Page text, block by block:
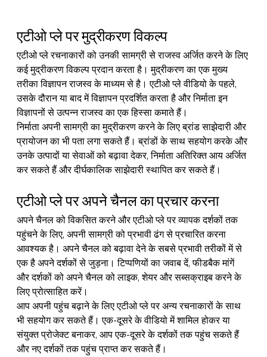
एटीओ प्ले पर मुद्रीकरण विकल्प
एटीओ प्ले रचनाकारों को उनकी सामग्री से राजस्व अर्जित करने के लिए
कई मुद्रीकरण विकल्प प्रदान करता है। मुद्रीकरण का एक मुख्य
तरीका विज्ञापन राजस्व के माध्यम से है। एटीओ प्ले वीडियो के पहले,
उसके दौरान या बाद में विज्ञापन प्रदर्शित करता है और निर्माता इन
विज्ञापनों से उत्पन्न राजस्व का एक हिस्सा कमाते हैं।
निर्माता अपनी सामग्री का मुद्रीकरण करने के लिए ब्रांड साझेदारी और
प्रायोजन का भी पता लगा सकते हैं। ब्रांडों के साथ सहयोग करके और
उनके उत्पादों या सेवाओं को बढ़ावा देकर, निर्माता अतिरिक्त आय अर्जित
कर सकते हैं और दीर्घकालिक साझेदारी स्थापित कर सकते हैं।
एटीओ प्ले पर अपने चैनल का प्रचार करना
अपने चैनल को विकसित करने और एटीओ प्ले पर व्यापक दर्शकों तक
पहुंचने के लिए, अपनी सामग्री को प्रभावी ढंग से प्रचारित करना
आवश्यक है। अपने चैनल को बढ़ावा देने के सबसे प्रभावी तरीकों में से
एक है अपने दर्शकों से जुड़ना। टिप्पणियों का जवाब दें, फीडबैक मांगें
और दर्शकों को अपने चैनल को लाइक, शेयर और सब्सक्राइब करने के
लिए प्रोत्साहित करें।
आप अपनी पहुंच बढ़ाने के लिए एटीओ प्ले पर अन्य रचनाकारों के साथ
भी सहयोग कर सकते हैं। एक-दूसरे के वीडियो में शामिल होकर या
संयुक्त प्रोजेक्ट बनाकर, आप एक-दूसरे के दर्शकों तक पहुंच सकते हैं
और नए दर्शकों तक पहुंच प्राप्त कर सकते हैं।